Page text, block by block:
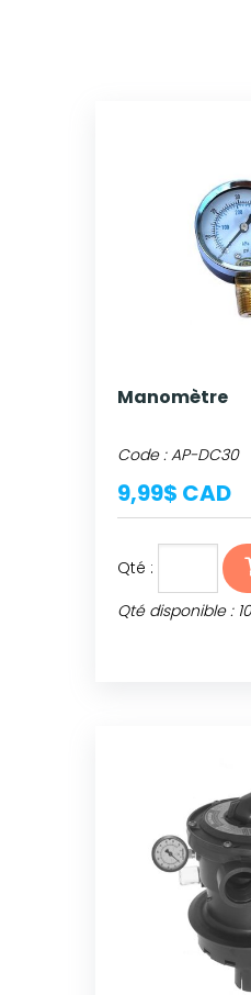
Manomètre
Code :AP-DC30
9,99$ CAD
Qté :
Qté disponible :